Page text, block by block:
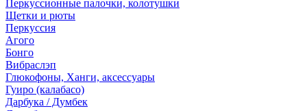
Перкуссионные палочки, колотушки
Щетки и рюты
Перкуссия
Агого
Бонго
Вибраслэп
Глюкофоны, Ханги, аксессуары
Гуиро (калабасо)
Дарбука / Думбек